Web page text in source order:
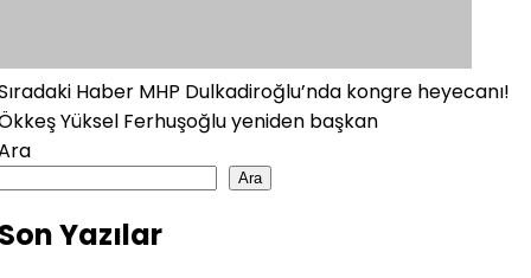
Haber MHP Dulkadiroğlu’nda kongre heyecanı!
Yüksel Ferhuşoğlu yeniden başkan
Ara
Yazılar